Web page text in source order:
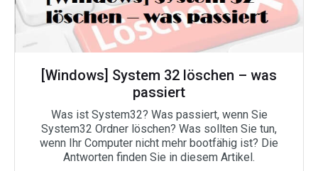
[Windows] System 32 löschen – was
passiert
Was ist System32? Was passiert, wenn Sie
System32 Ordner löschen? Was sollten Sie tun,
wenn Ihr Computer nicht mehr bootfähig ist? Die
Antworten finden Sie in diesem Artikel.